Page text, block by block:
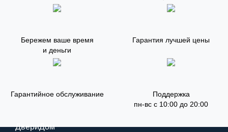
Бережем ваше время
и деньги
Гарантия лучшей цены
Гарантийное обслуживание
Поддержка
пн-вс с 10:00 до 20:00
ДвериДом